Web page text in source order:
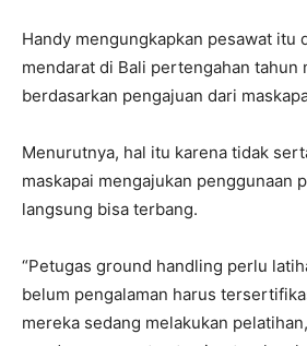
Handy mengungkapkan pesawat itu
mendarat di Bali pertengahan tahun
berdasarkan pengajuan dari
Menurutnya, hal itu karena tidak
maskapai mengajukan penggunaan
langsung bisa terbang.
“Petugas ground handling perlu
belum pengalaman harus
mereka sedang melakukan